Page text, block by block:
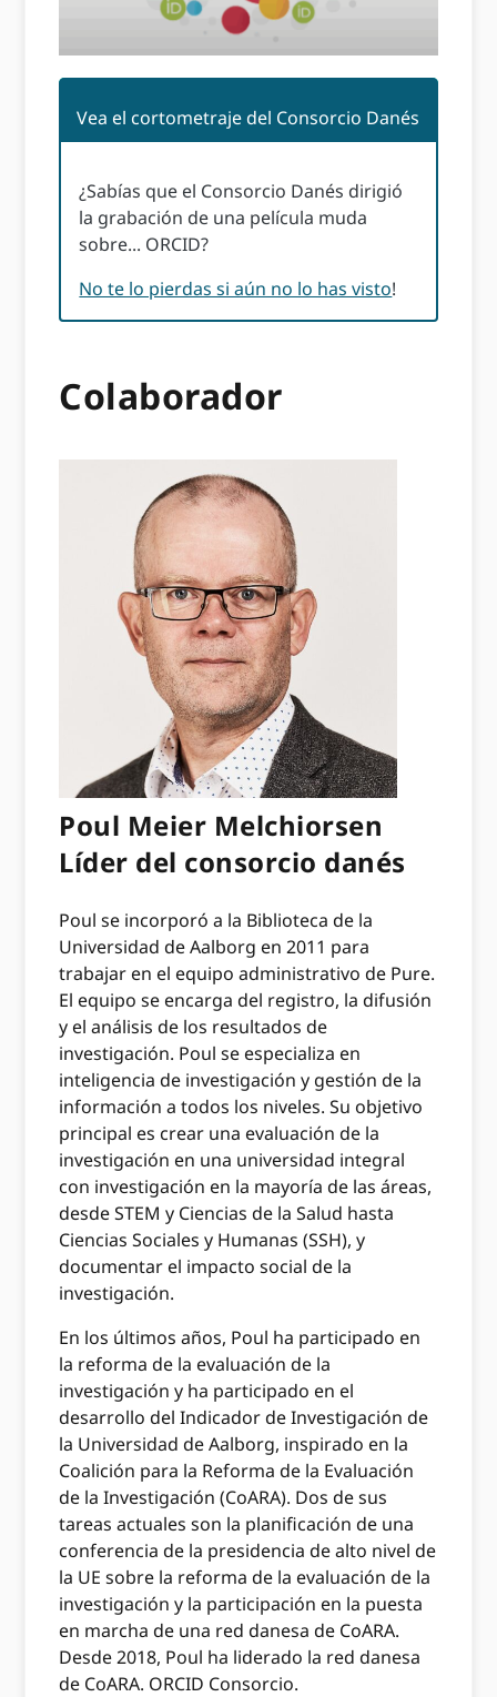
Vea el cortometraje del Consorcio Danés
¿Sabías que el Consorcio Danés dirigió
la grabación de una película muda
sobre... ORCID?
No te lo pierdas si aún no lo has visto!
Colaborador
Poul Meier Melchiorsen
Líder del consorcio danés
Poul se incorporó a la Biblioteca de la
Universidad de Aalborg en 2011 para
trabajar en el equipo administrativo de Pure.
El equipo se encarga del registro, la difusión
y el análisis de los resultados de
investigación. Poul se especializa en
inteligencia de investigación y gestión de la
información a todos los niveles. Su objetivo
principal es crear una evaluación de la
investigación en una universidad integral
con investigación en la mayoría de las áreas,
desde STEM y Ciencias de la Salud hasta
Ciencias Sociales y Humanas (SSH), y
documentar el impacto social de la
investigación.
En los últimos años, Poul ha participado en
la reforma de la evaluación de la
investigación y ha participado en el
desarrollo del Indicador de Investigación de
la Universidad de Aalborg, inspirado en la
Coalición para la Reforma de la Evaluación
de la Investigación (CoARA). Dos de sus
tareas actuales son la planificación de una
conferencia de la presidencia de alto nivel de
la UE sobre la reforma de la evaluación de la
investigación y la participación en la puesta
en marcha de una red danesa de CoARA.
Desde 2018, Poul ha liderado la red danesa
de CoARA. ORCID Consorcio.